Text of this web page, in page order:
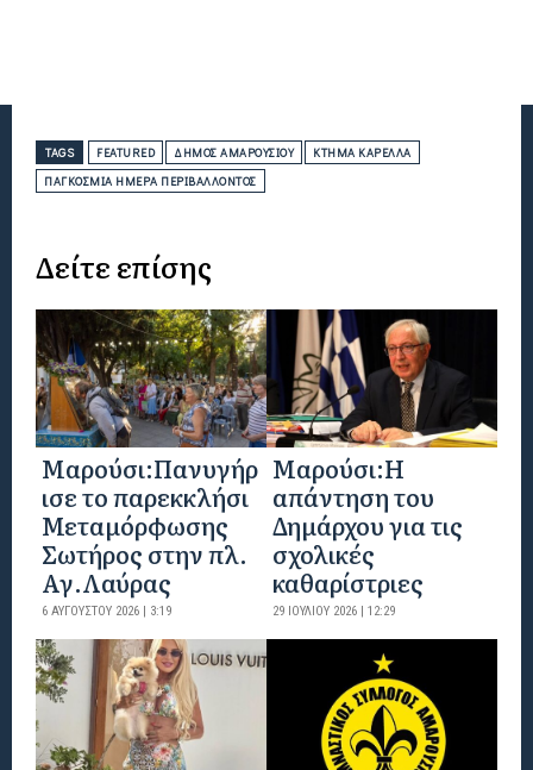
TAGS FEATURED ΔΉΜΟΣ ΑΜΑΡΟΥΣΊΟΥ
ΚΤΉΜΑ ΚΑΡΈΛΛΑ
ΠΑΓΚΌΣΜΙΑ ΗΜΈΡΑ ΠΕΡΙΒΆΛΛΟΝΤΟΣ
Δείτε επίσης
Μαρούσι:Πανυγήρ
ισε το παρεκκλήσι
Μεταμόρφωσης
Σωτήρος στην πλ.
Αγ.Λαύρας
6 ΑΥΓΟΎΣΤΟΥ 2026 | 3:19
Μαρούσι:Η
απάντηση του
Δημάρχου για τις
σχολικές
καθαρίστριες
29 ΙΟΥΛΊΟΥ 2026 | 12:29